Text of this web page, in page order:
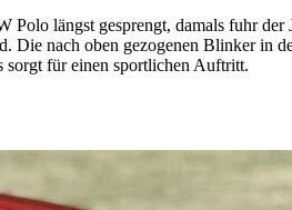
längst gesprengt, damals fuhr
nach oben gezogenen Blinker in
sorgt für einen sportlichen Auftritt.